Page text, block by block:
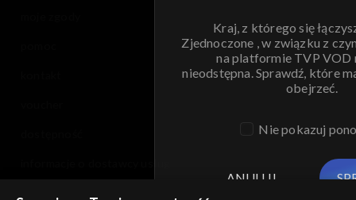
Kraj, z którego się
Zjednoczone , w związku z
na platformie TVP VOD
nieodstępna. Sprawdź, które
obejrzeć.
Nie pokazuj
ANULUJ